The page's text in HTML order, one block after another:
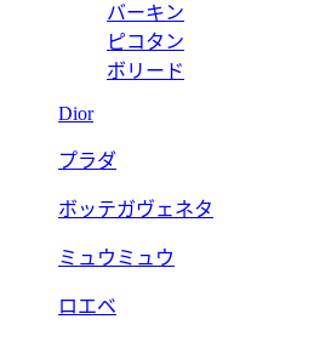
バーキン
ピコタン
ボリード
Dior
プラダ
ボッテガヴェネタ
ミュウミュウ
ロエベ